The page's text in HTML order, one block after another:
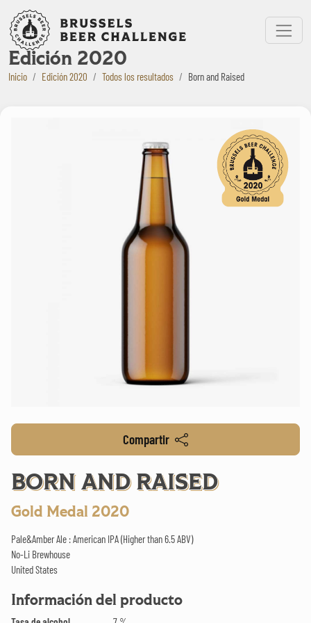
Bruxelles Beer Challenge
Menu
Edición 2020
Inicio Edición 2020 Todos los resultados Born and Raised
Compartir
BORN AND RAISED
Gold Medal 2020
Pale&Amber Ale : American IPA (Higher than 6.5 ABV)
No-Li Brewhouse
United States
Información del producto